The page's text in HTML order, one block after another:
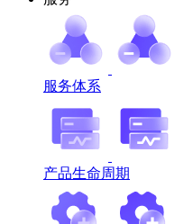
服务体系
产品生命周期